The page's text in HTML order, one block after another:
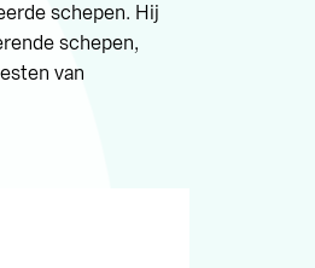
schepen. Hij
schepen,
van